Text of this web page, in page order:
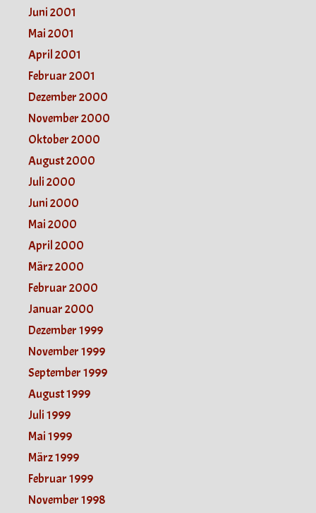
Juni 2001
Mai 2001
April 2001
Februar 2001
Dezember 2000
November 2000
Oktober 2000
August 2000
Juli 2000
Juni 2000
Mai 2000
April 2000
März 2000
Februar 2000
Januar 2000
Dezember 1999
November 1999
September 1999
August 1999
Juli 1999
Mai 1999
März 1999
Februar 1999
November 1998